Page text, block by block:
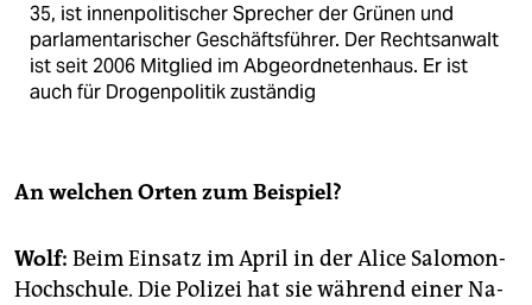
35, ist innenpolitischer Sprecher der Grünen und
parlamentarischer Geschäftsführer. Der Rechtsanwalt
ist seit 2006 Mitglied im Abgeordnetenhaus. Er ist
auch für Drogenpolitik zuständig
An wel­chen Orten zum Bei­spiel?
Wolf: Beim Ein­satz im April in der Alice Sa­lo­mon-
Hoch­schu­le. Die Po­li­zei hat sie wäh­rend einer Na­